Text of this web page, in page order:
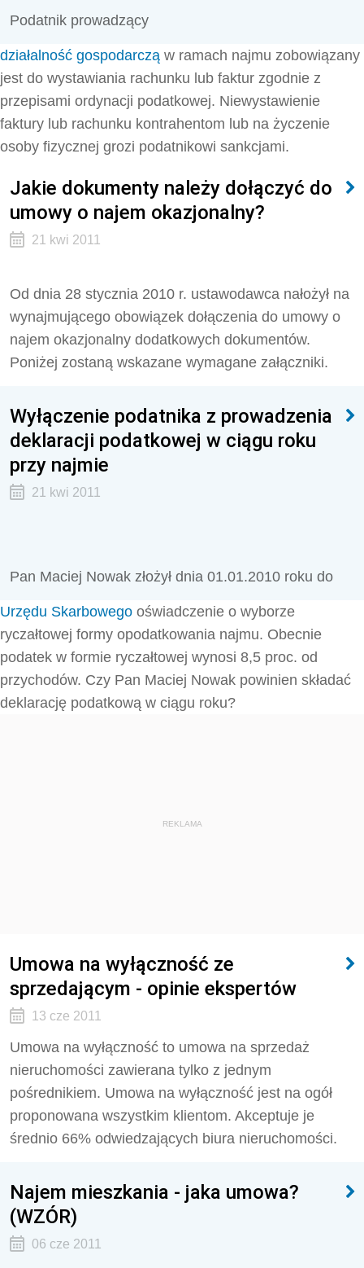
Podatnik prowadzący
działalność gospodarczą w ramach najmu zobowiązany
jest do wystawiania rachunku lub faktur zgodnie z
przepisami ordynacji podatkowej. Niewystawienie
faktury lub rachunku kontrahentom lub na życzenie
osoby fizycznej grozi podatnikowi sankcjami.
Jakie dokumenty należy dołączyć do
umowy o najem okazjonalny?
21 kwi 2011
Od dnia 28 stycznia 2010 r. ustawodawca nałożył na
wynajmującego obowiązek dołączenia do umowy o
najem okazjonalny dodatkowych dokumentów.
Poniżej zostaną wskazane wymagane załączniki.
Wyłączenie podatnika z prowadzenia
deklaracji podatkowej w ciągu roku
przy najmie
21 kwi 2011
Pan Maciej Nowak złożył dnia 01.01.2010 roku do
Urzędu Skarbowego oświadczenie o wyborze
ryczałtowej formy opodatkowania najmu. Obecnie
podatek w formie ryczałtowej wynosi 8,5 proc. od
przychodów. Czy Pan Maciej Nowak powinien składać
deklarację podatkową w ciągu roku?
REKLAMA
Umowa na wyłączność ze
sprzedającym - opinie ekspertów
13 cze 2011
Umowa na wyłączność to umowa na sprzedaż
nieruchomości zawierana tylko z jednym
pośrednikiem. Umowa na wyłączność jest na ogół
proponowana wszystkim klientom. Akceptuje je
średnio 66% odwiedzających biura nieruchomości.
Najem mieszkania - jaka umowa?
(WZÓR)
06 cze 2011